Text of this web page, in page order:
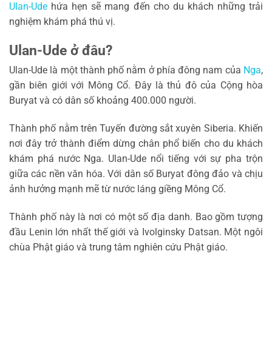
Ulan-Ude hứa hẹn sẽ mang đến cho du khách những trải
nghiệm khám phá thú vị.
Ulan-Ude ở đâu?
Ulan-Ude là một thành phố nằm ở phía đông nam của Nga,
gần biên giới với Mông Cổ. Đây là thủ đô của Cộng hòa
Buryat và có dân số khoảng 400.000 người.
Thành phố nằm trên Tuyến đường sắt xuyên Siberia. Khiến
nơi đây trở thành điểm dừng chân phổ biến cho du khách
khám phá nước Nga. Ulan-Ude nổi tiếng với sự pha trộn
giữa các nền văn hóa. Với dân số Buryat đông đảo và chịu
ảnh hưởng mạnh mẽ từ nước láng giềng Mông Cổ.
Thành phố này là nơi có một số địa danh. Bao gồm tượng
đầu Lenin lớn nhất thế giới và Ivolginsky Datsan. Một ngôi
chùa Phật giáo và trung tâm nghiên cứu Phật giáo.